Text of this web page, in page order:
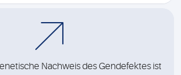
Nachweis des Gendefektes ist